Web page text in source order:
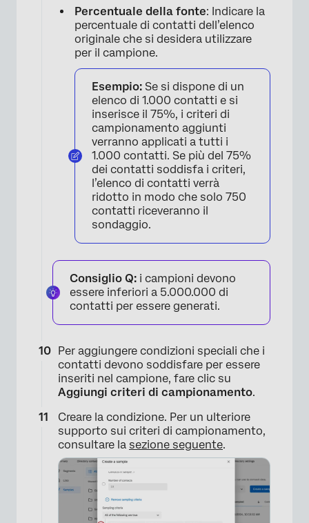
Percentuale della fonte: Indicare la
percentuale di contatti dell’elenco
originale che si desidera utilizzare
per il campione.
Esempio: Se si dispone di un
elenco di 1.000 contatti e si
inserisce il 75%, i criteri di
campionamento aggiunti
verranno applicati a tutti i
1.000 contatti. Se più del 75%
dei contatti soddisfa i criteri,
l’elenco di contatti verrà
ridotto in modo che solo 750
contatti riceveranno il
sondaggio.
Consiglio Q: i campioni devono
essere inferiori a 5.000.000 di
contatti per essere generati.
Per aggiungere condizioni speciali che i
contatti devono soddisfare per essere
inseriti nel campione, fare clic su
Aggiungi criteri di campionamento.
Creare la condizione. Per un ulteriore
supporto sui criteri di campionamento,
consultare la sezione seguente.